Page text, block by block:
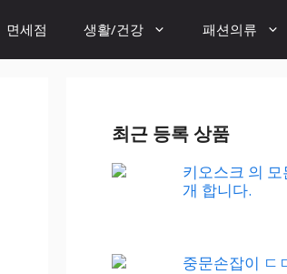
면세점 생활/건강 패션의류
최근 등록 상품
키오스크 의
개 합니다.
중문손잡이 ㄷ